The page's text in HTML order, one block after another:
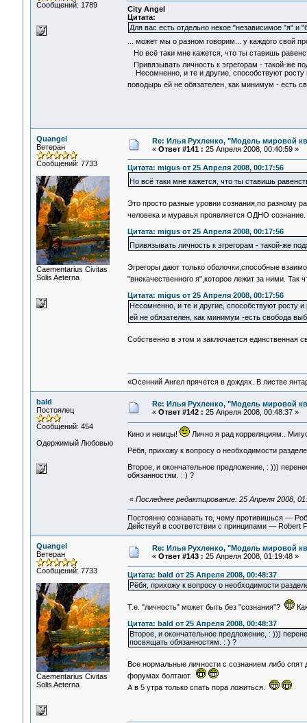
Сообщений: 1789
City Angel
Цитата:
Для вас есть отдельно некое "независимое "я" и
... может мы о разном говорим... у каждого свой
Но всё таки мне кажется, что ты ставишь
Привязывать личность к эгрегорам - такой-же
Несомненно, и те и другие, способствуют росту
поводырь ей не обязателен, как минимум - есть
Quangel
Ветеран
Сообщений: 7733
Сaementarius Civitas
Solis Aeterna
Re: Илья Рухленко, "Модель мировой
« Ответ #141 : 25 Апреля 2008, 00:40:59 »
Цитата: migus от 25 Апреля 2008, 00:17:56
Но всё таки мне кажется, что ты ставишь
Это просто разные уровни сознания,по разному
человека и муравья проявляется ОДНО
Цитата: migus от 25 Апреля 2008, 00:17:56
Привязывать личность к эгрегорам - такой-же
Эгрегоры дают только оболочки,способные
"внекачественного я",которое лежит за ними.
Цитата: migus от 25 Апреля 2008, 00:17:56
Несомненно, и те и другие, способствуют росту
ей не обязателен, как минимум -есть свобода
Собственно в этом и заключается единственная
«Осенний Ангел прячется в дождях. В листве
bald
Постоялец
Сообщений: 454
Одержимый Любовью
Re: Илья Рухленко, "Модель мировой
« Ответ #142 : 25 Апреля 2008, 00:48:37 »
Кино и немцы!
Лично я рад корреляциям..
Рёбя, прихожу к вопросу о необходимости
Второе, и окончательное предложение, : )))
обязанностям. : ) ?
« Последнее редактирование: 25 Апреля 2008,
Постоянно сознавать то, чему противишься —
Действуй в соответствии с принципами — Robert
Quangel
Ветеран
Сообщений: 7733
Сaementarius Civitas
Solis Aeterna
Re: Илья Рухленко, "Модель мировой
« Ответ #143 : 25 Апреля 2008, 01:19:48 »
Цитата: bald от 25 Апреля 2008, 00:48:37
Рёбя, прихожу к вопросу о необходимости
Т.е. "личность" может быть без "сознания"?
Цитата: bald от 25 Апреля 2008, 00:48:37
Второе, и окончательное предложение, : )))
посвящать обязанностям. : ) ?
Все нормальные личности с сознанием либо
форумах болтают.
А в 5 утра только спать пора ложиться.